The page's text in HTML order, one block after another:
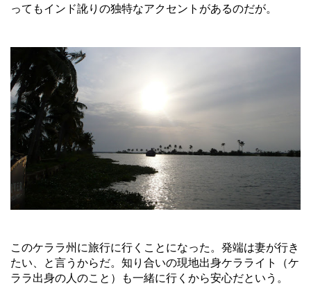
ってもインド訛りの独特なアクセントがあるのだが。
このケララ州に旅行に行くことになった。発端は妻が行き
たい、と言うからだ。知り合いの現地出身ケラライト（ケ
ララ出身の人のこと）も一緒に行くから安心だという。